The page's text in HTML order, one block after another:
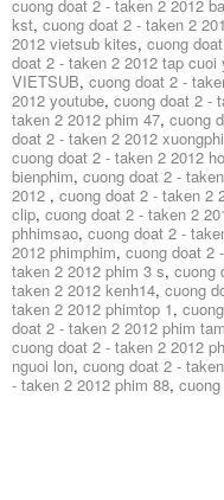
cuong doat 2 - taken 2 2012
kst, cuong doat 2 - taken 2
2012 vietsub kites, cuong
doat 2 - taken 2 2012 tap cuoi
VIETSUB, cuong doat 2 -
2012 youtube, cuong doat 2 -
taken 2 2012 phim 47, cuong
doat 2 - taken 2 2012
cuong doat 2 - taken 2 2012
bienphim, cuong doat 2 -
2012 , cuong doat 2 - taken 2
clip, cuong doat 2 - taken 2
phhimsao, cuong doat 2 -
2012 phimphim, cuong doat 2
taken 2 2012 phim 3 s, cuong
taken 2 2012 kenh14, cuong
taken 2 2012 phimtop 1,
doat 2 - taken 2 2012 phim
cuong doat 2 - taken 2 2012
nguoi lon, cuong doat 2 -
- taken 2 2012 phim 88,